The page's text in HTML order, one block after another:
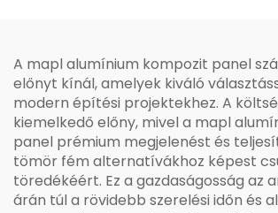
A mapl alumínium kompozit panel
előnyt kínál, amelyek kiváló
modern építési projektekhez. A
kiemelkedő előny, mivel a mapl
panel prémium megjelenést és
tömör fém alternatívákhoz képest
töredékéért. Ez a gazdaságosság az
árán túl a rövidebb szerelési időn és